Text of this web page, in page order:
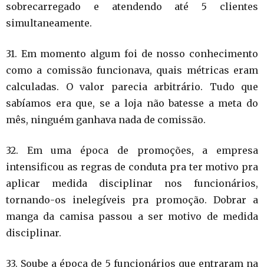
sobrecarregado e atendendo até 5 clientes
simultaneamente.
31. Em momento algum foi de nosso conhecimento
como a comissão funcionava, quais métricas eram
calculadas. O valor parecia arbitrário. Tudo que
sabíamos era que, se a loja não batesse a meta do
mês, ninguém ganhava nada de comissão.
32. Em uma época de promoções, a empresa
intensificou as regras de conduta pra ter motivo pra
aplicar medida disciplinar nos funcionários,
tornando-os inelegíveis pra promoção. Dobrar a
manga da camisa passou a ser motivo de medida
disciplinar.
33. Soube a época de 5 funcionários que entraram na